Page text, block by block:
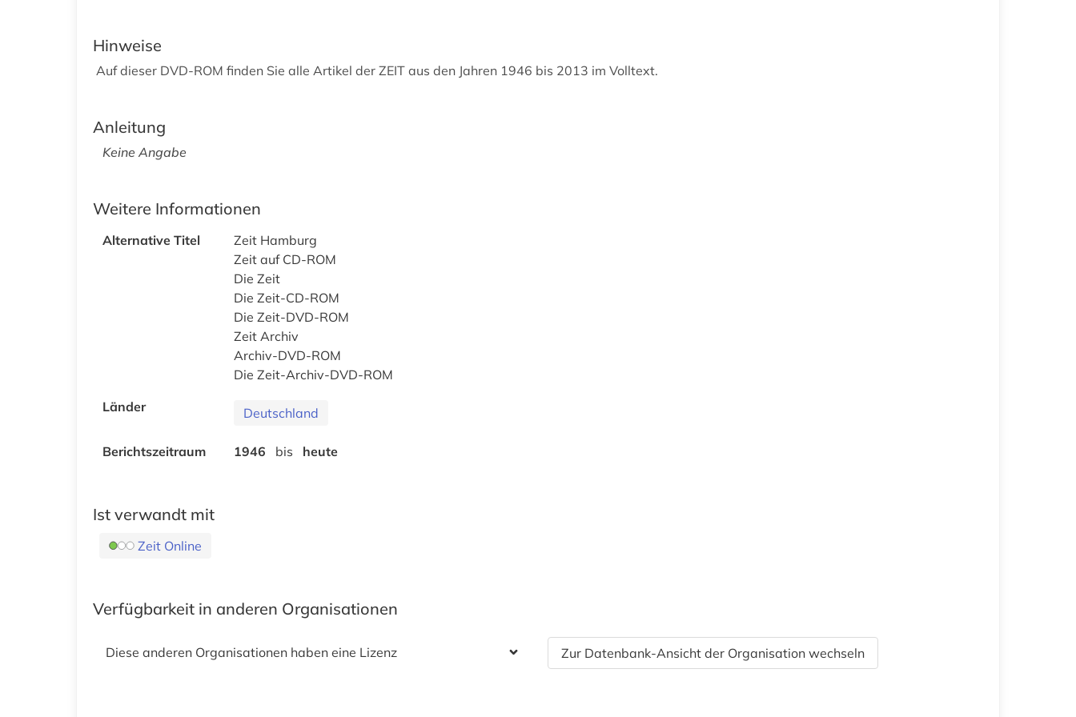
Hinweise
Auf dieser DVD-ROM finden Sie alle Artikel der ZEIT aus den Jahren 1946 bis 2013 im Volltext.
Anleitung
Keine Angabe
Weitere Informationen
Alternative Titel
Zeit Hamburg
Zeit auf CD-ROM
Die Zeit
Die Zeit-CD-ROM
Die Zeit-DVD-ROM
Zeit Archiv
Archiv-DVD-ROM
Die Zeit-Archiv-DVD-ROM
Länder
Deutschland
Berichtszeitraum 1946 bis heute
Ist verwandt mit
Zeit Online
Verfügbarkeit in anderen Organisationen
Diese anderen Organisationen haben eine Lizenz Zur Datenbank-Ansicht der Organisation wechseln